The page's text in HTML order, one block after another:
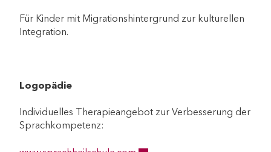
Für Kinder mit Migrationshintergrund zur kulturellen
Integration.
Logopädie
Individuelles Therapieangebot zur Verbesserung der
Sprachkompetenz: